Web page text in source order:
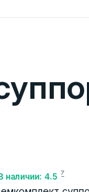
наличии: 4.5
TKY83326Z